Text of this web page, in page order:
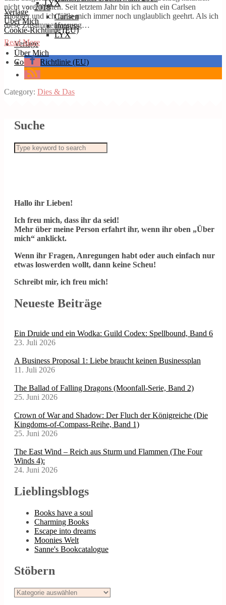
LYX
Verlage
Über Mich
Cookie-Richtlinie (EU)
2018
Carlsen
Impress
LYX
Verlage
Über Mich
Cookie-Richtlinie (EU)
nicht vorenthalten. Seit letztem Jahr bin ich auch ein Carlsen
Blogger und ich fühle mich immer noch unglaublich geehrt. Als ich
diese Zusammenfassung…
Read More
Category: Dies & Das
Suche
Hallo ihr Lieben!
Ich freu mich, dass ihr da seid!
Mehr über meine Person erfahrt ihr, wenn ihr oben „Über
mich“ anklickt.
Wenn ihr Fragen, Anregungen habt oder auch einfach nur
etwas loswerden wollt, dann keine Scheu!
Schreibt mir, ich freu mich!
Neueste Beiträge
Ein Druide und ein Wodka: Guild Codex: Spellbound, Band 6
23. Juli 2026
A Business Proposal 1: Liebe braucht keinen Businessplan
11. Juli 2026
The Ballad of Falling Dragons (Moonfall-Serie, Band 2)
25. Juni 2026
Crown of War and Shadow: Der Fluch der Königreiche (Die
Kingdoms-of-Compass-Reihe, Band 1)
25. Juni 2026
The East Wind – Reich aus Sturm und Flammen (The Four
Winds 4):
24. Juni 2026
Lieblingsblogs
Books have a soul
Charming Books
Escape into dreams
Moonies Welt
Sanne's Bookcatalogue
Stöbern
Stöbern